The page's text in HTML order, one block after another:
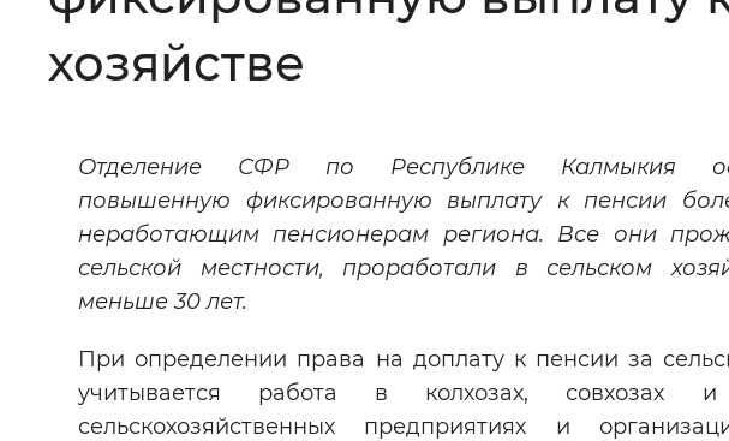
Звуковой ассистент: Воспроизвести
Вернуть стандартные настройки
хозяйстве
Отделение СФР по Республике Калмыкия
повышенную фиксированную выплату к пенсии
неработающим пенсионерам региона. Все они
сельской местности, проработали в сельском
меньше 30 лет.
При определении права на доплату к пенсии за
учитывается работа в колхозах, совхозах и
сельскохозяйственных предприятиях и